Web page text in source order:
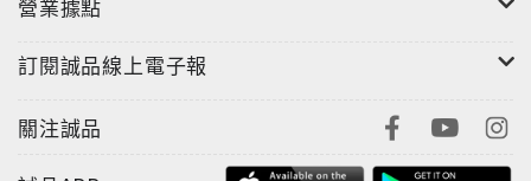
營業據點
訂閱誠品線上電子報
關注誠品